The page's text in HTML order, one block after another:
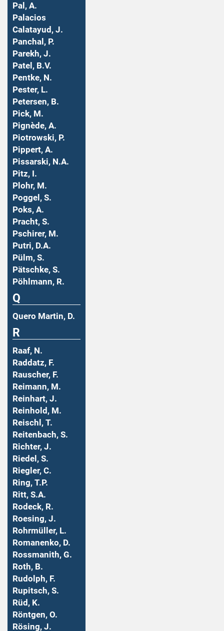
Pal, A.
Palacios
Calatayud, J.
Panchal, P.
Parekh, J.
Patel, B.V.
Pentke, N.
Pester, L.
Petersen, B.
Pick, M.
Pignède, A.
Piotrowski, P.
Pippert, A.
Pissarski, N.A.
Pitz, I.
Plohr, M.
Poggel, S.
Poks, A.
Pracht, S.
Pschirer, M.
Putri, D.A.
Pülm, S.
Pätschke, S.
Pöhlmann, R.
Q
Quero Martin, D.
R
Raaf, N.
Raddatz, F.
Rauscher, F.
Reimann, M.
Reinhart, J.
Reinhold, M.
Reischl, T.
Reitenbach, S.
Richter, J.
Riedel, S.
Riegler, C.
Ring, T.P.
Ritt, S.A.
Rodeck, R.
Roesing, J.
Rohrmüller, L.
Romanenko, D.
Rossmanith, G.
Roth, B.
Rudolph, F.
Rupitsch, S.
Rüd, K.
Röntgen, O.
Rösing, J.